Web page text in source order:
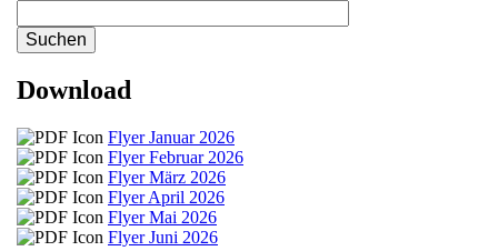
Download
Flyer Januar 2026
Flyer Februar 2026
Flyer März 2026
Flyer April 2026
Flyer Mai 2026
Flyer Juni 2026